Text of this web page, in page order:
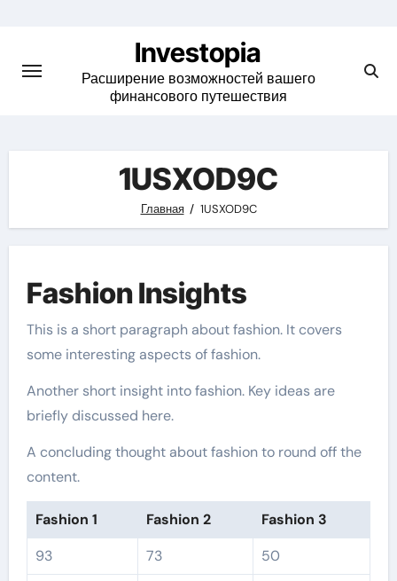
content
Investopia
Расширение возможностей вашего
финансового путешествия
1USXOD9C
Главная 1USXOD9C
Fashion Insights
This is a short paragraph about fashion. It covers
some interesting aspects of fashion.
Another short insight into fashion. Key ideas are
briefly discussed here.
A concluding thought about fashion to round off the
content.
Fashion 1 Fashion 2
Fashion 3
93
73
50